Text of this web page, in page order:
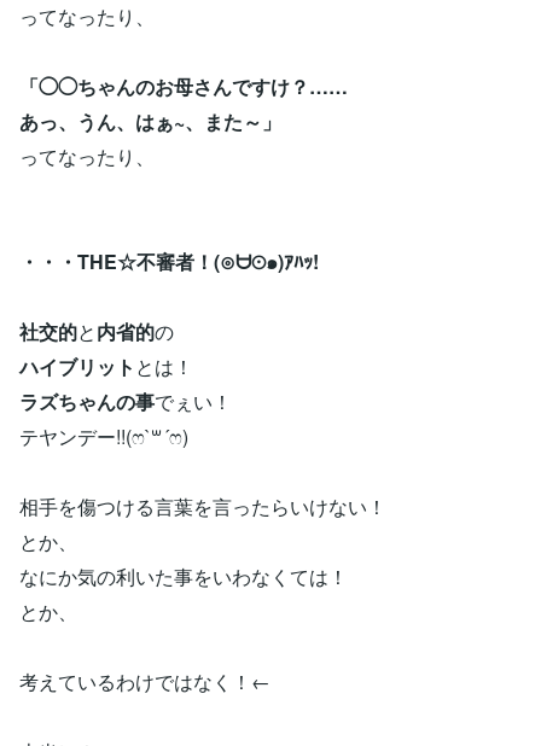
ってなったり、
「◯◯ちゃんのお母さんですけ？……
あっ、うん、はぁ~、また～」
ってなったり、
・・・THE☆不審者！(⊙ᗨ⊙๑)ｱﾊｯ!
社交的と内省的の
ハイブリット とは！
ラズちゃんの事でぇい！
テヤンデー!!(ෆ`꒳´ෆ)
相手を傷つける言葉を言ったらいけない！
とか、
なにか気の利いた事をいわなくては！
とか、
考えているわけではなく！←